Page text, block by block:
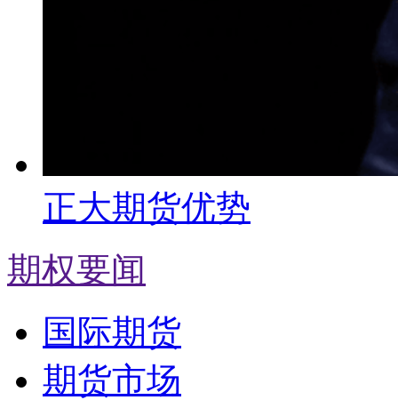
正大期货优势
期权要闻
国际期货
期货市场